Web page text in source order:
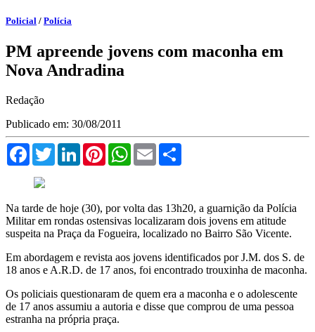
Policial / Polícia
PM apreende jovens com maconha em
Nova Andradina
Redação
Publicado em: 30/08/2011
FacebookTwitterLinkedInPinterestWhatsApp
Email
Na tarde de hoje (30), por volta das 13h20, a guarnição da Polícia
Militar em rondas ostensivas localizaram dois jovens em atitude
suspeita na Praça da Fogueira, localizado no Bairro São Vicente.
Em abordagem e revista aos jovens identificados por J.M. dos S. de
18 anos e A.R.D. de 17 anos, foi encontrado trouxinha de maconha.
Os policiais questionaram de quem era a maconha e o adolescente
de 17 anos assumiu a autoria e disse que comprou de uma pessoa
estranha na própria praça.